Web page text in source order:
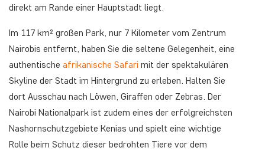
direkt am Rande einer Hauptstadt liegt.
Im 117 km² großen Park, nur 7 Kilometer vom Zentrum
Nairobis entfernt, haben Sie die seltene Gelegenheit, eine
authentische afrikanische Safari mit der spektakulären
Skyline der Stadt im Hintergrund zu erleben. Halten Sie
dort Ausschau nach Löwen, Giraffen oder Zebras. Der
Nairobi Nationalpark ist zudem eines der erfolgreichsten
Nashornschutzgebiete Kenias und spielt eine wichtige
Rolle beim Schutz dieser bedrohten Tiere vor dem